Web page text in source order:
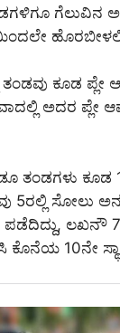
ಗೆಲುವಿನ
ತಂಡವು ಕೂಡ
ಅದರ ಪ್ಲೇ
ತಂಡಗಳು ಕೂಡ
5ರಲ್ಲಿ ಸೋಲು
ಪಡೆದಿದ್ದು, ಲಖನೌ
ಕೊನೆಯ 10ನೇ